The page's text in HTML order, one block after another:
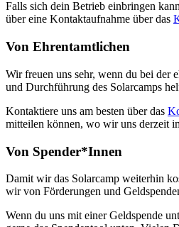
Falls sich dein Betrieb einbringen
über eine Kontaktaufnahme über das
Von Ehrentamtlichen
Wir freuen uns sehr, wenn du bei der
und Durchführung des Solarcamps
Kontaktiere uns am besten über das
mitteilen können, wo wir uns derzeit
Von Spender*Innen
Damit wir das Solarcamp weiterhin
wir von Förderungen und
Wenn du uns mit einer Geldspende